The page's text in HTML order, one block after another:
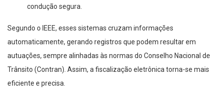
condução segura.
Segundo o IEEE, esses sistemas cruzam informações
automaticamente, gerando registros que podem resultar em
autuações, sempre alinhadas às normas do Conselho Nacional de
Trânsito (Contran). Assim, a fiscalização eletrônica torna-se mais
eficiente e precisa.